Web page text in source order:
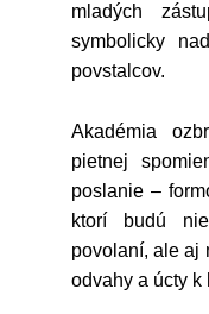
mladých
symbolicky
povstalcov.
Akadémia
pietnej
poslanie –
ktorí budú
povolaní, ale aj
odvahy a úcty k